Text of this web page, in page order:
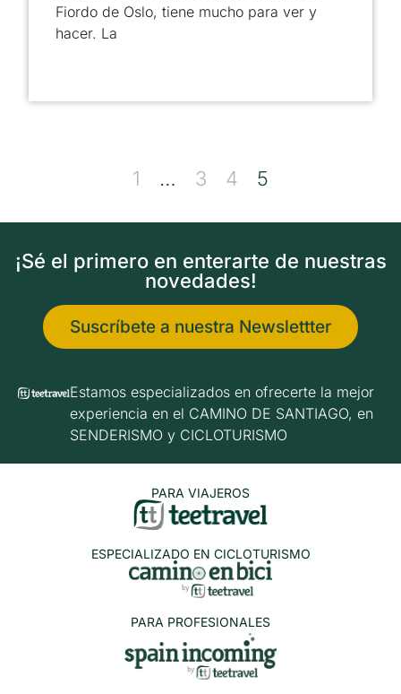
Fiordo de Oslo, tiene mucho para ver y
hacer. La
1 … 3 4 5
¡Sé el primero en enterarte de nuestras
novedades!
Suscríbete a nuestra Newslettter
Estamos especializados en ofrecerte la mejor
experiencia en el CAMINO DE SANTIAGO, en
SENDERISMO y CICLOTURISMO
PARA VIAJEROS
ESPECIALIZADO EN CICLOTURISMO
PARA PROFESIONALES